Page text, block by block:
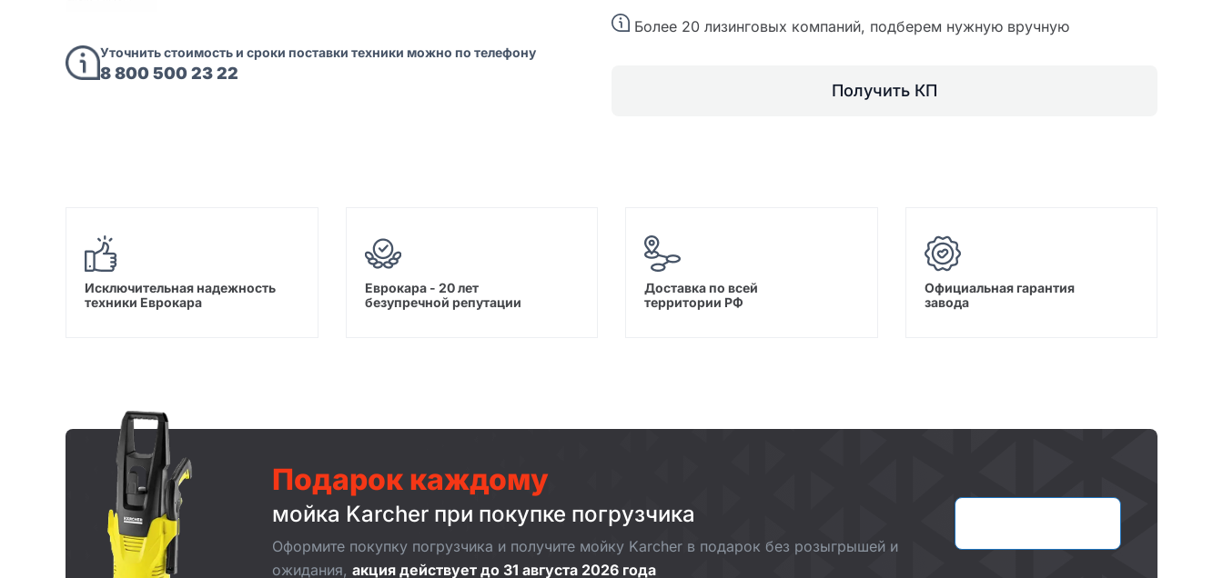
Уточнить стоимость и сроки поставки техники можно по телефону
8 800 500 23 22
Более 20 лизинговых компаний, подберем нужную вручную
Получить КП
Исключительная надежность
техники Еврокара
Еврокара - 20 лет
безупречной репутации
Доставка по всей
территории РФ
Официальная гарантия
завода
Подарок каждому
мойка Karcher при покупке погрузчика
Оформите покупку погрузчика и получите мойку Karcher в подарок без розыгрышей и
ожидания, акция действует до 31 августа 2026 года